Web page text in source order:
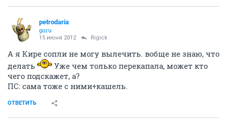
petrodaria
guru
15 июня 2012 Rigick
А я Кире сопли не могу вылечить. вобще не знаю, что
делать
Уже чем только перекапала, может кто
чего подскажет, а?
ПС: сама тоже с ними+кашель.
ОТВЕТИТЬ